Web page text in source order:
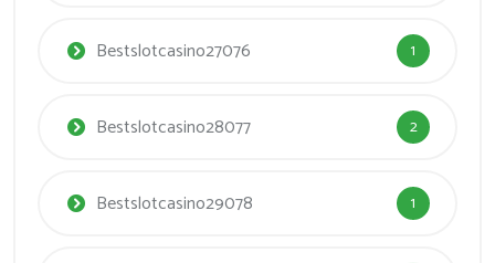
Bestslotcasino27076 1
Bestslotcasino28077 2
Bestslotcasino29078 1